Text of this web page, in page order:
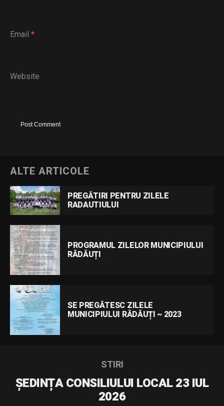
Email *
Website
ALTE ARTICOLE
PREGĂTIRI PENTRU ZILELE
RADAUTIULUI
PROGRAMUL ZILELOR MUNICIPIULUI
RĂDĂUȚI
SE PREGĂTESC ZILELE
MUNICIPIULUI RĂDĂUȚI ~ 2023
STIRI
ȘEDINȚA CONSILIULUI LOCAL 23 IUL
2026